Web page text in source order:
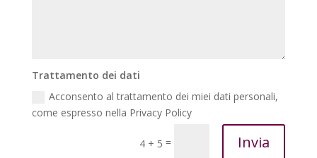
Trattamento dei dati
Acconsento al trattamento dei miei dati personali,
come espresso nella Privacy Policy
4 + 5 = Invia